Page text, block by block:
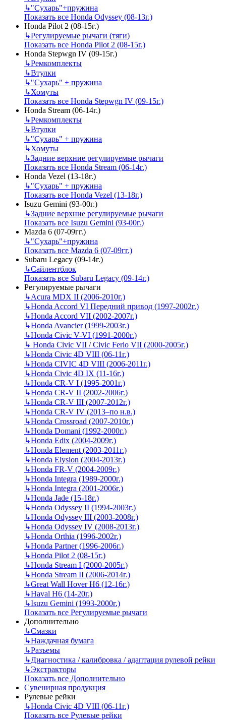
↳"Сухарь"+пружина
Показать все Honda Odyssey (08-13г.)
Honda Pilot 2 (08-15г.)
↳Регулируемые рычаги (тяги)
Показать все Honda Pilot 2 (08-15г.)
Honda Stepwgn IV (09-15г.)
↳Ремкомплекты
↳Втулки
↳"Сухарь" + пружина
↳Хомуты
Показать все Honda Stepwgn IV (09-15г.)
Honda Stream (06-14г.)
↳Ремкомплекты
↳Втулки
↳"Сухарь" + пружина
↳Хомуты
↳Задние верхние регулируемые рычаги
Показать все Honda Stream (06-14г.)
Honda Vezel (13-18г.)
↳"Сухарь" + пружина
Показать все Honda Vezel (13-18г.)
Isuzu Gemini (93-00г.)
↳Задние верхние регулируемые рычаги
Показать все Isuzu Gemini (93-00г.)
Mazda 6 (07-09гг.)
↳"Сухарь"+пружина
Показать все Mazda 6 (07-09гг.)
Subaru Legacy (09-14г.)
↳Сайлентблок
Показать все Subaru Legacy (09-14г.)
Регулируемые рычаги
↳Acura MDX II (2006-2010г.)
↳Honda Accord VI Передний привод (1997-2002г.)
↳Honda Accord VII (2002-2007г.)
↳Honda Avancier (1999-2003г.)
↳Honda Civic V-VI (1991-2000г.)
↳ Honda Civic VII / Civic Ferio VII (2000-2005г.)
↳Honda Civic 4D VIII (06-11г.)
↳Honda CIVIC 4D VIII (2006-2011г.)
↳Honda Civic 4D IX (11-16г.)
↳Honda CR-V I (1995-2001г.)
↳Honda CR-V II (2002-2006г.)
↳Honda CR-V III (2007-2012г.)
↳Honda CR-V IV (2013–по н.в.)
↳Honda Crossroad (2007-2010г.)
↳Honda Domani (1992-2000г.)
↳Honda Edix (2004-2009г.)
↳Honda Element (2003-2011г.)
↳Honda Elysion (2004-2013г.)
↳Honda FR-V (2004-2009г.)
↳Honda Integra (1989-2000г.)
↳Honda Integra (2001-2006г.)
↳Honda Jade (15-18г.)
↳Honda Odyssey II (1994-2003г.)
↳Honda Odyssey III (2003-2008г.)
↳Honda Odyssey IV (2008-2013г.)
↳Honda Orthia (1996-2002г.)
↳Honda Partner (1996-2006г.)
↳Honda Pilot 2 (08-15г.)
↳Honda Stream I (2000-2005г.)
↳Honda Stream II (2006-2014г.)
↳Great Wall Hover H6 (12-16г.)
↳Haval H6 (14-20г.)
↳Isuzu Gemini (1993-2000г.)
Показать все Регулируемые рычаги
Дополнительно
↳Смазки
↳Наждачная бумага
↳Разъемы
↳Диагностика / калибровка / адаптация рулевой рейки
↳Экстракторы
Показать все Дополнительно
Сувенирная продукция
Рулевые рейки
↳Honda Civic 4D VIII (06-11г.)
Показать все Рулевые рейки